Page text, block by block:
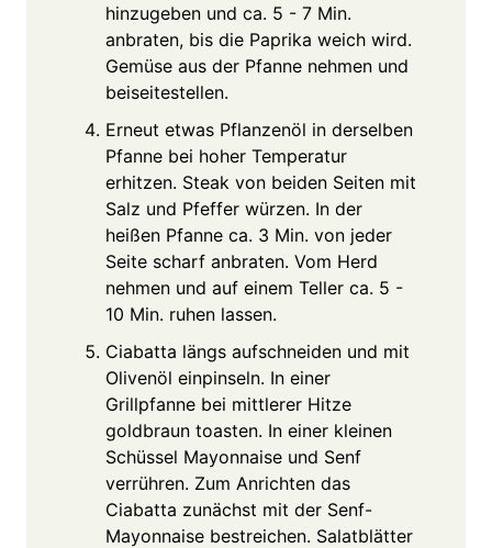
hinzugeben und ca. 5 - 7 Min.
anbraten, bis die Paprika weich wird.
Gemüse aus der Pfanne nehmen und
beiseitestellen.
Erneut etwas Pflanzenöl in derselben
Pfanne bei hoher Temperatur
erhitzen. Steak von beiden Seiten mit
Salz und Pfeffer würzen. In der
heißen Pfanne ca. 3 Min. von jeder
Seite scharf anbraten. Vom Herd
nehmen und auf einem Teller ca. 5 -
10 Min. ruhen lassen.
Ciabatta längs aufschneiden und mit
Olivenöl einpinseln. In einer
Grillpfanne bei mittlerer Hitze
goldbraun toasten. In einer kleinen
Schüssel Mayonnaise und Senf
verrühren. Zum Anrichten das
Ciabatta zunächst mit der Senf-
Mayonnaise bestreichen. Salatblätter